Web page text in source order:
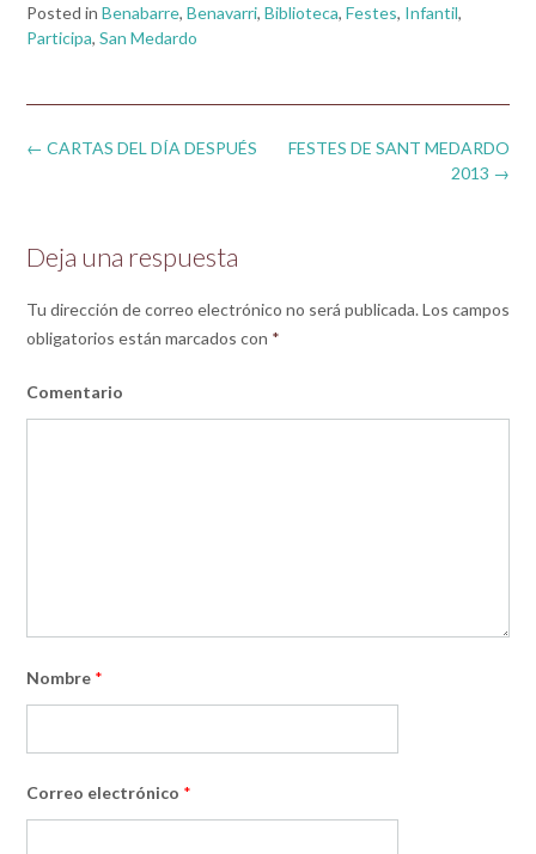
Posted in Benabarre, Benavarri, Biblioteca, Festes, Infantil,
Participa, San Medardo
Post
FESTES DE SANT MEDARDO
2013 →
← CARTAS DEL DÍA DESPUÉS
Deja una respuesta
Tu dirección de correo electrónico no será publicada. Los campos
obligatorios están marcados con *
Comentario
Nombre *
Correo electrónico *